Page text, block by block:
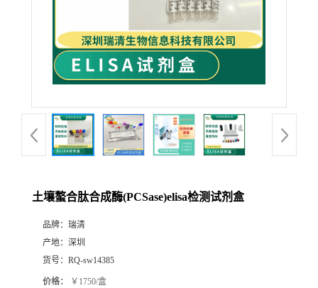
土壤螯合肽合成酶(PCSase)elisa检测试剂盒
品牌： 瑞清
产地： 深圳
货号： RQ-sw14385
价格： ￥1750/盒